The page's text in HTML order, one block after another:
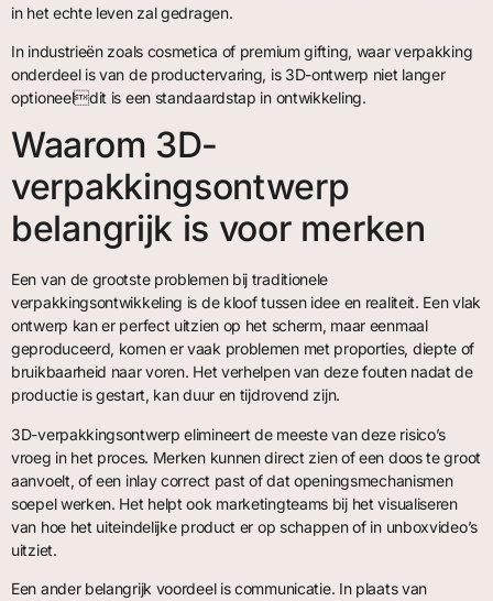
in het echte leven zal gedragen.
In industrieën zoals cosmetica of premium gifting, waar verpakking
onderdeel is van de productervaring, is 3D-ontwerp niet langer
optioneeldit is een standaardstap in ontwikkeling.
Waarom 3D-
verpakkingsontwerp
belangrijk is voor merken
Een van de grootste problemen bij traditionele
verpakkingsontwikkeling is de kloof tussen idee en realiteit. Een vlak
ontwerp kan er perfect uitzien op het scherm, maar eenmaal
geproduceerd, komen er vaak problemen met proporties, diepte of
bruikbaarheid naar voren. Het verhelpen van deze fouten nadat de
productie is gestart, kan duur en tijdrovend zijn.
3D-verpakkingsontwerp elimineert de meeste van deze risico’s
vroeg in het proces. Merken kunnen direct zien of een doos te groot
aanvoelt, of een inlay correct past of dat openingsmechanismen
soepel werken. Het helpt ook marketingteams bij het visualiseren
van hoe het uiteindelijke product er op schappen of in unboxvideo’s
uitziet.
Een ander belangrijk voordeel is communicatie. In plaats van